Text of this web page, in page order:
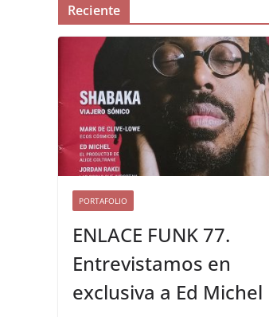
Reciente
PORTAFOLIO
ENLACE FUNK 77.
Entrevistamos en
exclusiva a Ed Michel